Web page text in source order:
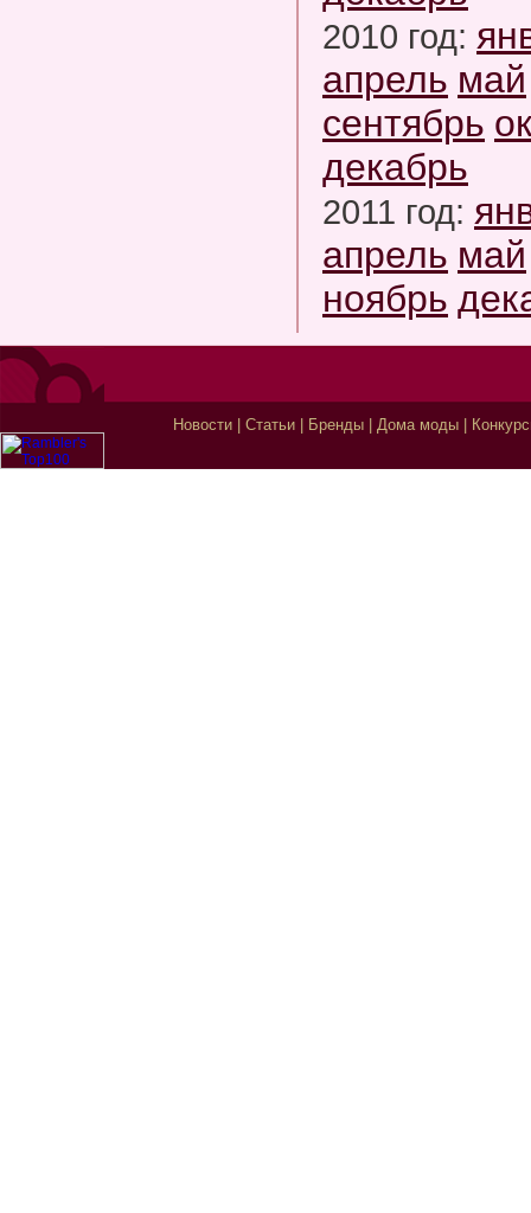
2010 год:
апрель май
сентябрь
декабрь
2011 год:
апрель май
ноябрь
Новости| Статьи| Бренды| Дома моды|